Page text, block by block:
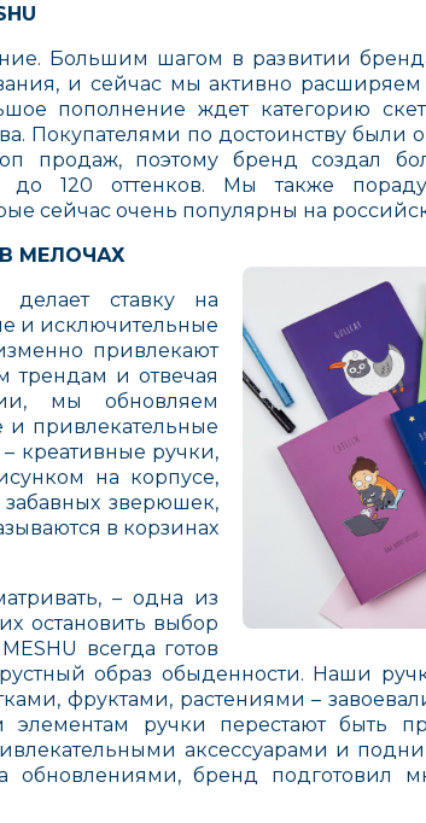
EASTCOLIGHT
ABACUSSPIELE
Германия
UPPAbaby
Россия
Большим шагом в развитии
и сейчас мы активно
пополнение ждет категорию
Покупателями по достоинству
продаж, поэтому бренд создал
120 оттенков. Мы также
сейчас очень популярны на
МЕЛОЧАХ
ставку на
и исключительные
привлекают
трендам и отвечая
мы обновляем
привлекательные
креативные ручки,
на корпусе,
зверюшек,
в корзинах
– одна из
остановить выбор
всегда готов
образ обыденности. Наши
фруктами, растениями –
элементам ручки перестают быть
аксессуарами и
обновлениями, бренд подготовил